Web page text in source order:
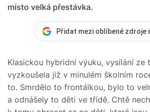
místo velká přestávka.
Přidat mezi oblíbené zdroje
Klasickou hybridní výuku, vysílání ze
vyzkoušela již v minulém školním
to. Smrdělo to frontálkou, bylo to
a odnášely to děti ve třídě. Chtě